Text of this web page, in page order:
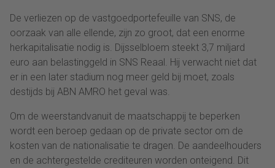
De verliezen op de vastgoedportefeuille van SNS, de
oorzaak van alle ellende, zijn zo groot, dat een enorme
herkapitalisatie nodig is. Dijsselbloem steekt 3,7 miljard
euro aan belastinggeld in SNS Reaal. Hij verwacht niet dat
er in een later stadium nog meer geld bij moet, zoals
destijds bij ABN AMRO het geval was.
Om de weerstandvanuit de maatschappij te beperken
wordt een beroep gedaan op de private sector om de
kosten van de nationalisatie te dragen. De aandeelhouders
en de achtergestelde crediteuren worden onteigend. Dit